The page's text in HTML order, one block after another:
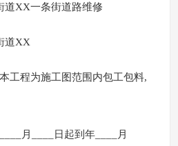
道XX一条街道路维修
道XX
工程为施工图范围内包工包料,
月____日起到年____月